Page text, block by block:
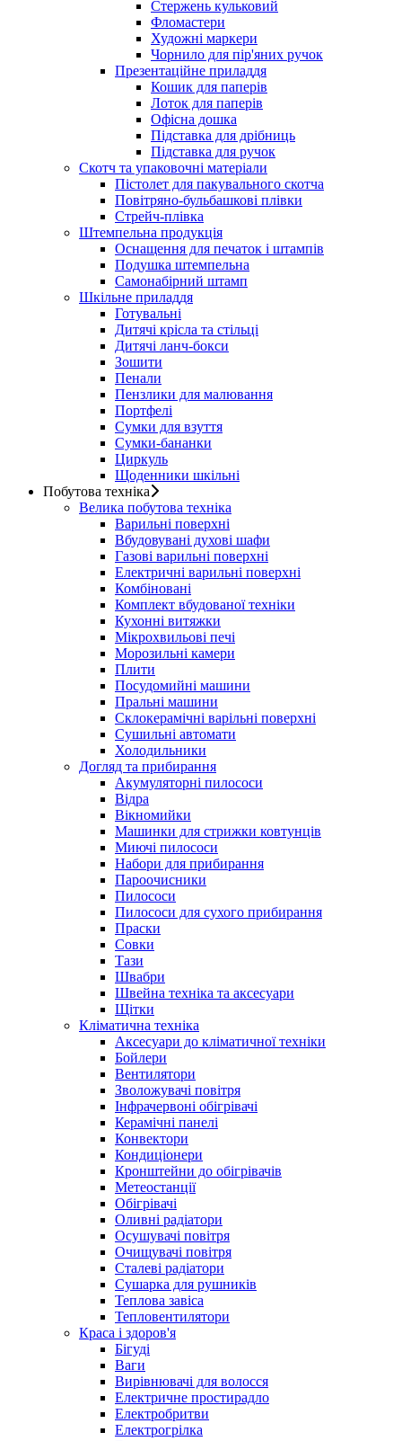
Стержень кульковий
Фломастери
Художні маркери
Чорнило для пір'яних ручок
Презентаційне приладдя
Кошик для паперів
Лоток для паперів
Офісна дошка
Підставка для дрібниць
Підставка для ручок
Скотч та упаковочні матеріали
Пістолет для пакувального скотча
Повітряно-бульбашкові плівки
Стрейч-плівка
Штемпельна продукція
Оснащення для печаток і штампів
Подушка штемпельна
Самонабірний штамп
Шкільне приладдя
Готувальні
Дитячі крісла та стільці
Дитячі ланч-бокси
Зошити
Пенали
Пензлики для малювання
Портфелі
Сумки для взуття
Сумки-бананки
Циркуль
Щоденники шкільні
Побутова техніка
Велика побутова техніка
Варильні поверхні
Вбудовувані духові шафи
Газові варильні поверхні
Електричні варильні поверхні
Комбіновані
Комплект вбудованої техніки
Кухонні витяжки
Мікрохвильові печі
Морозильні камери
Плити
Посудомийні машини
Пральні машини
Склокерамічні варільні поверхні
Сушильні автомати
Холодильники
Догляд та прибирання
Акумуляторні пилососи
Відра
Вікномийки
Машинки для стрижки ковтунців
Миючі пилососи
Набори для прибирання
Пароочисники
Пилососи
Пилососи для сухого прибирання
Праски
Совки
Тази
Швабри
Швейна техніка та аксесуари
Щітки
Кліматична техніка
Аксесуари до кліматичної техніки
Бойлери
Вентилятори
Зволожувачі повітря
Інфрачервоні обігрівачі
Керамічні панелі
Конвектори
Кондиціонери
Кронштейни до обігрівачів
Метеостанції
Обігрівачі
Оливні радіатори
Осушувачі повітря
Очищувачі повітря
Сталеві радіатори
Сушарка для рушників
Теплова завіса
Тепловентилятори
Краса і здоров'я
Бігуді
Ваги
Вирівнювачі для волосся
Електричне простирадло
Електробритви
Електрогрілка